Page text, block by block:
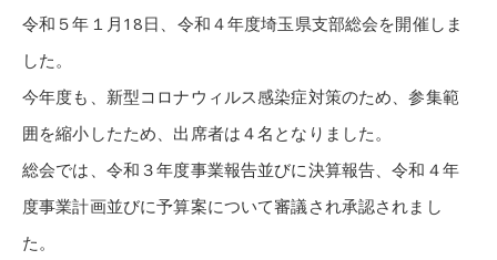
令和５年１月18日、令和４年度埼玉県支部総会を開催しま
した。
今年度も、新型コロナウィルス感染症対策のため、参集範
囲を縮小したため、出席者は４名となりました。
総会では、令和３年度事業報告並びに決算報告、令和４年
度事業計画並びに予算案について審議され承認されまし
た。